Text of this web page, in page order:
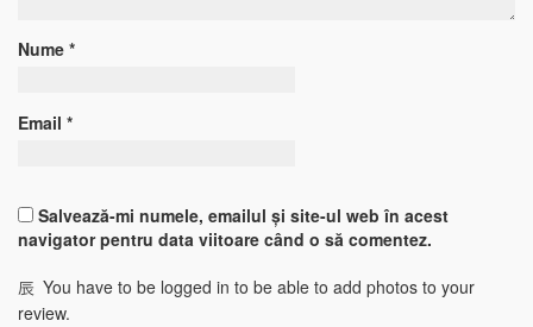
Nume *
Email *
Salvează-mi numele, emailul și site-ul web în acest
navigator pentru data viitoare când o să comentez.
You have to be logged in to be able to add photos to your
review.